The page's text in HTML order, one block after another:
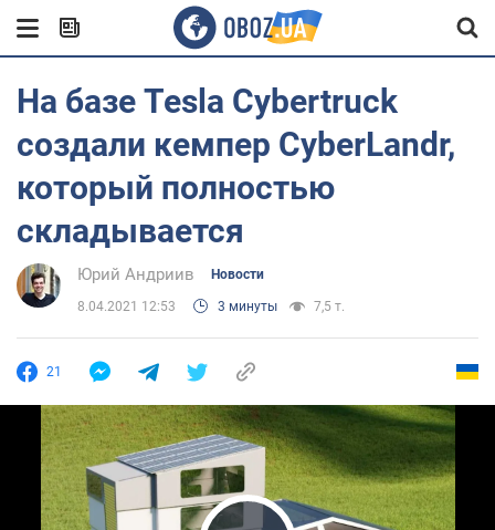
На базе Tesla Cybertruck
создали кемпер CyberLandr,
который полностью
складывается
Юрий Андриив Новости
8.04.2021 12:53 3 минуты 7,5 т.
21